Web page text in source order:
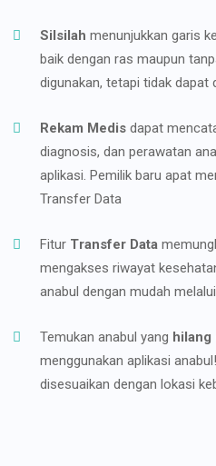
Silsilah menunjukkan garis
baik dengan ras maupun
digunakan, tetapi tidak dapat
Rekam Medis dapat
diagnosis, dan perawatan
aplikasi. Pemilik baru apat
Transfer Data
Fitur Transfer Data
mengakses riwayat
anabul dengan mudah
Temukan anabul yang hilang
menggunakan aplikasi
disesuaikan dengan lokasi